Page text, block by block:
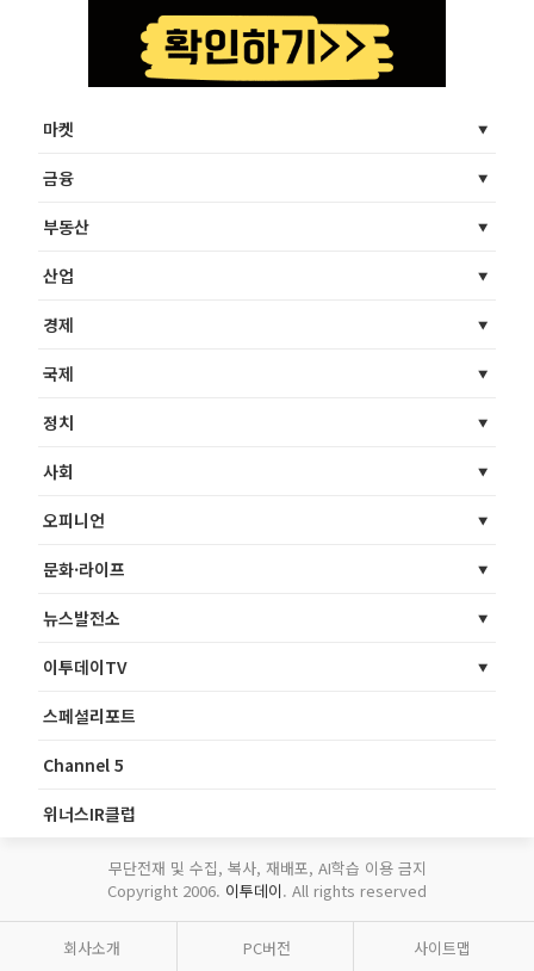
마켓
금융
부동산
산업
경제
국제
정치
사회
오피니언
문화·라이프
뉴스발전소
이투데이TV
스페셜리포트
Channel 5
위너스IR클럽
무단전재 및 수집, 복사, 재배포, AI학습 이용 금지
Copyright 2006. 이투데이. All rights reserved
회사소개 PC버전 사이트맵